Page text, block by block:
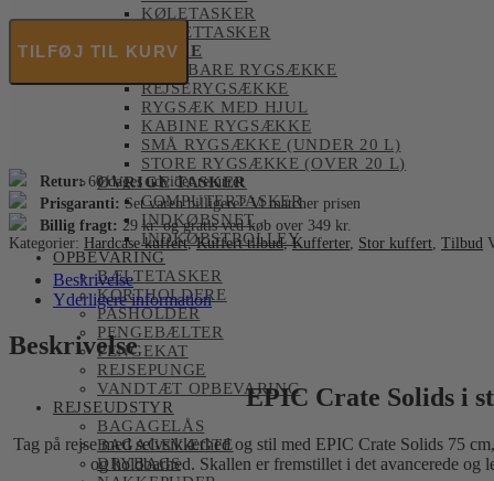
KØLETASKER
TOILETTASKER
RYGSÆKKE
FOLDBARE RYGSÆKKE
REJSERYGSÆKKE
RYGSÆK MED HJUL
KABINE RYGSÆKKE
SMÅ RYGSÆKKE (UNDER 20 L)
STORE RYGSÆKKE (OVER 20 L)
ØVRIGE TASKER
COMPUTERTASKER
INDKØBSNET
INDKØBSTROLLEY
OPBEVARING
BÆLTETASKER
KORTHOLDERE
PASHOLDER
PENGEBÆLTER
PENGEKAT
REJSEPUNGE
VANDTÆT OPBEVARING
REJSEUDSTYR
BAGAGELÅS
BAGAGEVÆGTE
DRYBAGS
Solids
-
Stor
TILFØJ TIL KURV
Retur:60 dages udvidet returret
Prisgaranti: Set varen billigere? Vi matcher prisen
Billig fragt: 29 kr. og gratis ved køb over 349 kr.
Kategorier: Hardcase kuffert,Kuffert tilbud,Kufferter, Stor kuffert Tilbud
Beskrivelse
Yderligere information
Beskrivelse
EPIC Crate Solids i
Tag på rejse med selvsikkerhed og stil med EPIC Crate Solids 75
og holdbarhed. Skallen er fremstillet i det avancerede